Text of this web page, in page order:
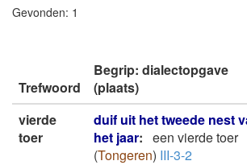
Gevonden: 1
Trefwoord
Begrip: dialectopgave
(plaats)
vierde
toer
duif uit het tweede nest
het jaar: een vierde toer
(Tongeren) III-3-2